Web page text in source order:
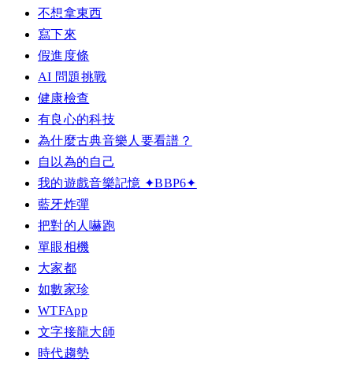
不想拿東西
寫下來
假進度條
AI 問題挑戰
健康檢查
有良心的科技
為什麼古典音樂人要看譜？
自以為的自己
我的遊戲音樂記憶 ✦BBP6✦
藍牙炸彈
把對的人嚇跑
單眼相機
大家都
如數家珍
WTFApp
文字接龍大師
時代趨勢